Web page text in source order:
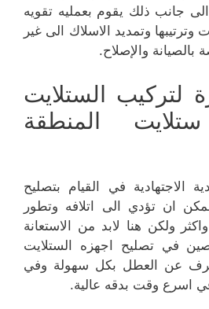
الى جانب ذلك يقوم بعمليه تقويه
وترتيبها وتمديد الاسلاك الى غير
والإصلاح.
لتركيب الستلايت
المنطقة
الاجتهادية في القيام بتصليح
ان تؤدي الى اتلافه وتطور
ولكن هنا لابد من الاستعانة
في تصليح اجهزه الستلايت
عن العطل بكل سهولة وفي
اسرع وقت بدقه عالية.